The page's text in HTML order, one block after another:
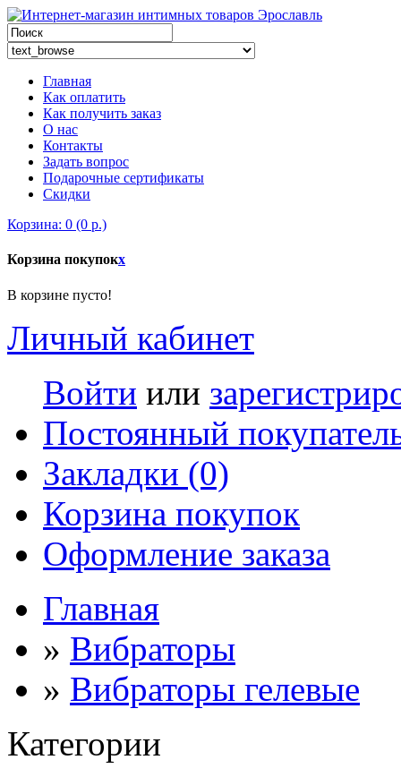
Главная
Как оплатить
Как получить заказ
О нас
Контакты
Задать вопрос
Подарочные сертификаты
Скидки
Корзина: 0 (0 р.)
Корзина покупокx
В корзине пусто!
Личный кабинет
Войти или
Постоянный
Закладки (0)
Корзина покупок
Оформление заказа
Главная
» Вибраторы
» Вибраторы гелевые
Категории